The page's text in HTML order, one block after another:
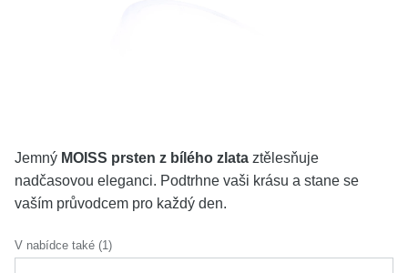
Jemný MOISS prsten z bílého zlata ztělesňuje
nadčasovou eleganci. Podtrhne vaši krásu a stane se
vaším průvodcem pro každý den.
V nabídce také (1)